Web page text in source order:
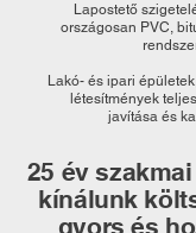
Lapostető
országosan PVC,
Lakó- és ipari
létesítmények
javítása és
25 év
kínálunk
gyors és